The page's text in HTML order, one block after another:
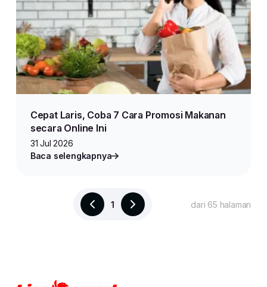
Cepat Laris, Coba 7 Cara Promosi Makanan
secara Online Ini
31 Jul 2026
Baca selengkapnya
1 dari 65 halaman